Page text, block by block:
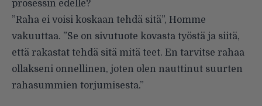
prosessin edelle?
”Raha ei voisi koskaan tehdä sitä”, Homme
vakuuttaa. ”Se on sivutuote kovasta työstä ja siitä,
että rakastat tehdä sitä mitä teet. En tarvitse rahaa
ollakseni onnellinen, joten olen nauttinut suurten
rahasummien torjumisesta.”